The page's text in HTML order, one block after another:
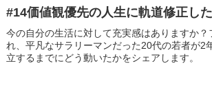
#14価値観優先の人生に軌道修正し
今の自分の生活に対して充実感はありますか
れ、平凡なサラリーマンだった20代の若者が2
立するまでにどう動いたかをシェアします。